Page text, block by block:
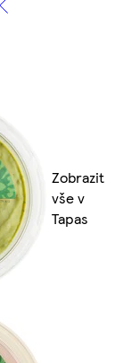
Zobrazit
vše v
Tapas